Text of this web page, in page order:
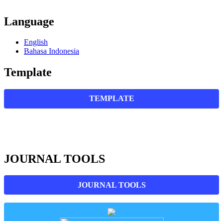
Language
English
Bahasa Indonesia
Template
TEMPLATE
JOURNAL TOOLS
JOURNAL TOOLS